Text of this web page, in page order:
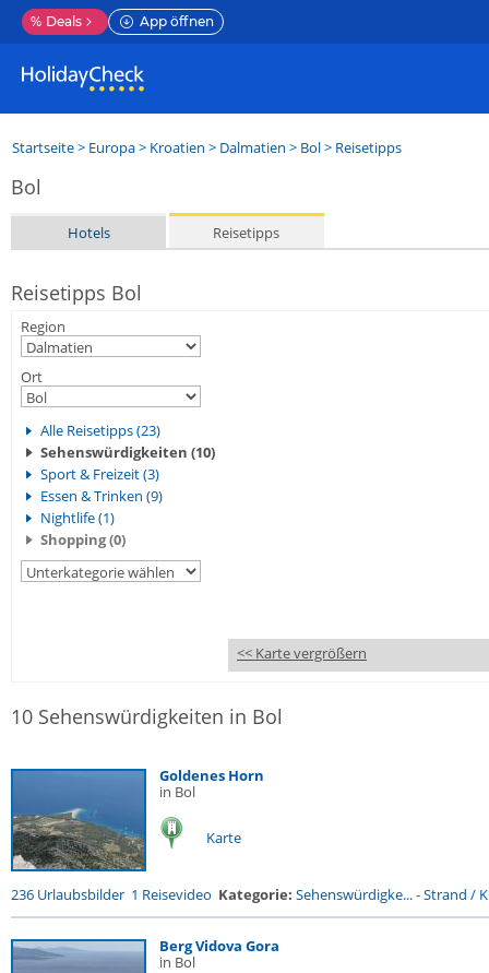
% Deals App öffnen
Startseite> Europa> Kroatien > Dalmatien > Bol> Reisetipps
Bol
Hotels Reisetipps
Reisetipps Bol
Region
Ort
Alle Reisetipps (23)
Sehenswürdigkeiten (10)
Sport & Freizeit (3)
Essen & Trinken (9)
Nightlife (1)
Shopping (0)
<< Karte vergrößern
10 Sehenswürdigkeiten in Bol
Goldenes Horn
in Bol
Karte
236 Urlaubsbilder 1 Reisevideo Kategorie: Sehenswürdigke...-Strand /
Berg Vidova Gora
in Bol